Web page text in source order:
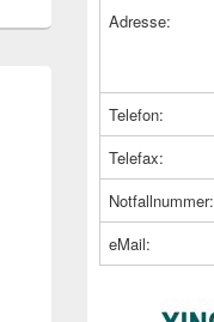
Adresse:
Telefon:
Telefax:
Notfallnummer:
eMail: